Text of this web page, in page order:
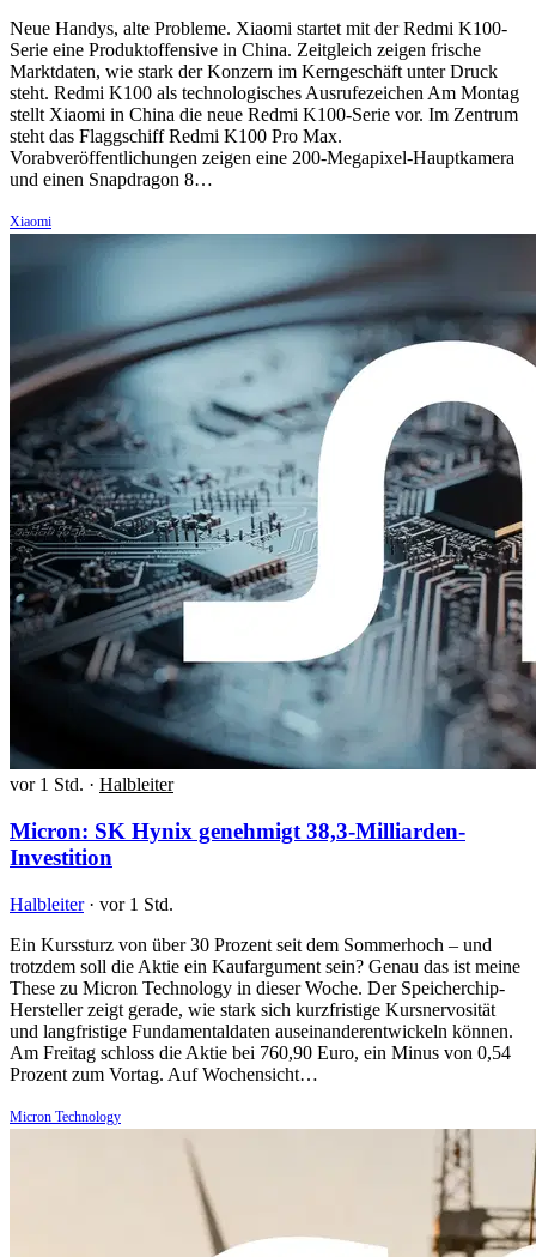
Neue Handys, alte Probleme. Xiaomi startet mit der Redmi K100-
Serie eine Produktoffensive in China. Zeitgleich zeigen frische
Marktdaten, wie stark der Konzern im Kerngeschäft unter Druck
steht. Redmi K100 als technologisches Ausrufezeichen Am Montag
stellt Xiaomi in China die neue Redmi K100-Serie vor. Im Zentrum
steht das Flaggschiff Redmi K100 Pro Max.
Vorabveröffentlichungen zeigen eine 200-Megapixel-Hauptkamera
und einen Snapdragon 8…
Xiaomi
vor 1 Std. · Halbleiter
Micron: SK Hynix genehmigt 38,3-Milliarden-
Investition
Halbleiter · vor 1 Std.
Ein Kurssturz von über 30 Prozent seit dem Sommerhoch – und
trotzdem soll die Aktie ein Kaufargument sein? Genau das ist meine
These zu Micron Technology in dieser Woche. Der Speicherchip-
Hersteller zeigt gerade, wie stark sich kurzfristige Kursnervosität
und langfristige Fundamentaldaten auseinanderentwickeln können.
Am Freitag schloss die Aktie bei 760,90 Euro, ein Minus von 0,54
Prozent zum Vortag. Auf Wochensicht…
Micron Technology